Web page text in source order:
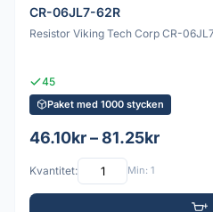
CR-06JL7-62R
Resistor Viking Tech Corp CR-
45
Paket med 1000 stycken
46.10kr – 81.25kr
Kvantitet: Min: 1